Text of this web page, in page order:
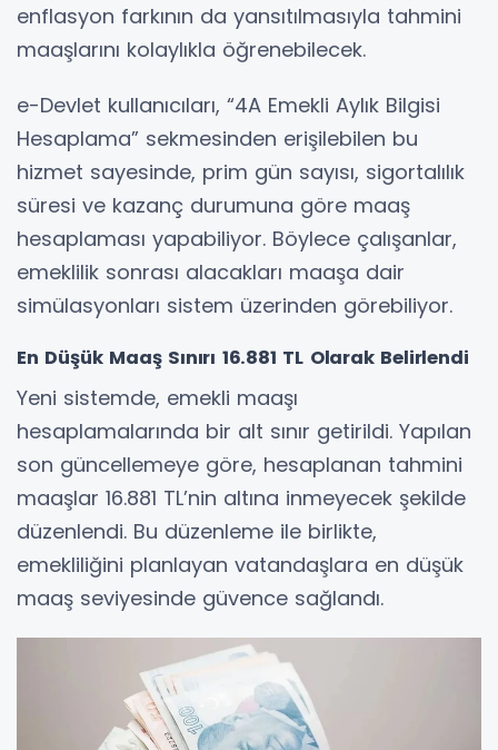
enflasyon farkının da yansıtılmasıyla tahmini
maaşlarını kolaylıkla öğrenebilecek.
e-Devlet kullanıcıları, “4A Emekli Aylık Bilgisi
Hesaplama” sekmesinden erişilebilen bu
hizmet sayesinde, prim gün sayısı, sigortalılık
süresi ve kazanç durumuna göre maaş
hesaplaması yapabiliyor. Böylece çalışanlar,
emeklilik sonrası alacakları maaşa dair
simülasyonları sistem üzerinden görebiliyor.
En Düşük Maaş Sınırı 16.881 TL Olarak Belirlendi
Yeni sistemde, emekli maaşı
hesaplamalarında bir alt sınır getirildi. Yapılan
son güncellemeye göre, hesaplanan tahmini
maaşlar 16.881 TL’nin altına inmeyecek şekilde
düzenlendi. Bu düzenleme ile birlikte,
emekliliğini planlayan vatandaşlara en düşük
maaş seviyesinde güvence sağlandı.